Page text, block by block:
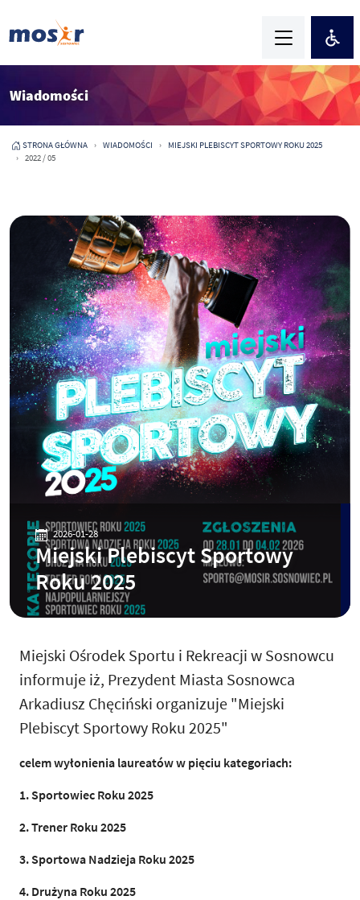
Wiadomości
STRONA GŁÓWNA WIADOMOŚCI
MIEJSKI PLEBISCYT SPORTOWY ROKU 2025
2022 / 05
2026-01-28
Miejski Plebiscyt Sportowy
Roku 2025
Miejski Ośrodek Sportu i Rekreacji w Sosnowcu
informuje iż, Prezydent Miasta Sosnowca
Arkadiusz Chęciński organizuje "Miejski
Plebiscyt Sportowy Roku 2025"
celem wyłonienia laureatów w pięciu kategoriach:
1. Sportowiec Roku 2025
2. Trener Roku 2025
3. Sportowa Nadzieja Roku 2025
4. Drużyna Roku 2025